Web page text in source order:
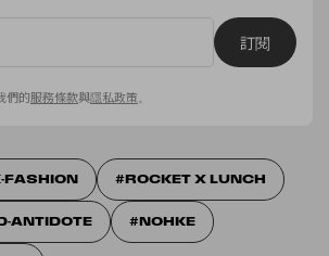
訂閱
們的服務條款與隱私政策。
FASHION ROCKET X LUNCH
D-ANTIDOTE NOHKE